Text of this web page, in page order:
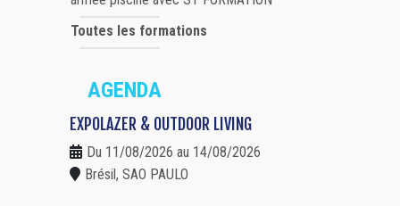
Toutes les formations
AGENDA
EXPOLAZER & OUTDOOR LIVING
Du 11/08/2026 au 14/08/2026
Brésil, SAO PAULO